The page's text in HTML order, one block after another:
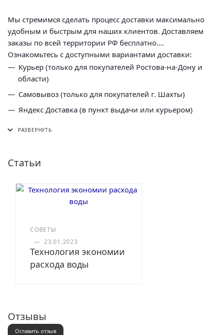
Мы стремимся сделать процесс доставки максимально
удобным и быстрым для наших клиентов. Доставляем
заказы по всей территории РФ бесплатно.
Ознакомьтесь с доступными вариантами доставки:
Курьер (только для покупателей Ростова-на-Дону и
области)
Самовывоз (только для покупателей г. Шахты)
Яндекс Доставка (в пункт выдачи или курьером)
Статьи
СОВЕТЫ
— 23.01.2023
Технология экономии
расхода воды
Отзывы
Оставить отзыв